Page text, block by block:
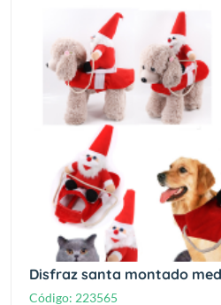
Disfraz santa montado
Código: 223565